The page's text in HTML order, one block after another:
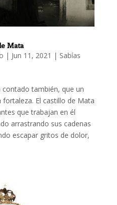
Mata
| Jun 11, 2021 | Sabías
también, que un
El castillo de Mata
que trabajan en él
arrastrando sus cadenas
escapar gritos de dolor,